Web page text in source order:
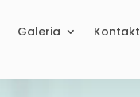
Galeria
Kontakt